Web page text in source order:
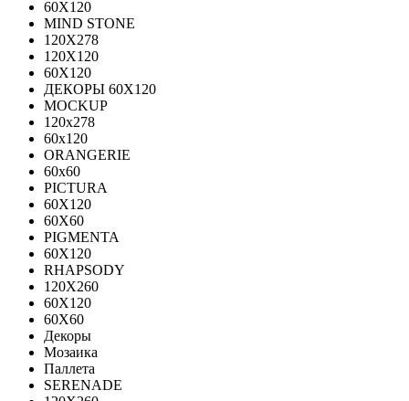
60Х120
MIND STONE
120X278
120Х120
60Х120
ДЕКОРЫ 60Х120
MOCKUP
120х278
60х120
ORANGERIE
60х60
PICTURA
60X120
60X60
PIGMENTA
60X120
RHAPSODY
120X260
60X120
60X60
Декоры
Мозаика
Паллета
SERENADE